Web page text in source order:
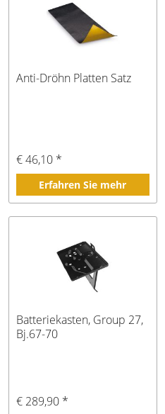
Anti-Dröhn Platten Satz
€ 46,10 *
Erfahren Sie mehr
Batteriekasten, Group 27,
Bj.67-70
€ 289,90 *